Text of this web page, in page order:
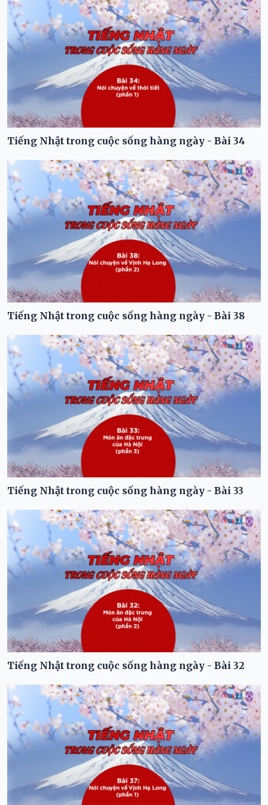
Tiếng Nhật trong cuộc sống hàng ngày - Bài 34
Tiếng Nhật trong cuộc sống hàng ngày - Bài 38
Tiếng Nhật trong cuộc sống hàng ngày - Bài 33
Tiếng Nhật trong cuộc sống hàng ngày - Bài 32